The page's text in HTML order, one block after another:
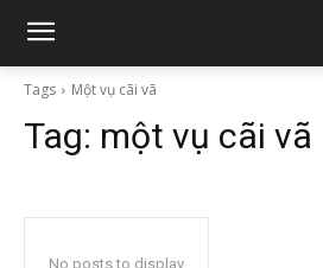
Tags Một vụ cãi vã
Tag: một vụ cãi vã
No posts to display